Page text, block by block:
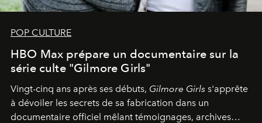
POP CULTURE
HBO Max prépare un documentaire sur la
série culte "Gilmore Girls"
Vingt-cinq ans après ses débuts, Gilmore Girls s'apprête
à dévoiler les secrets de sa fabrication dans un
documentaire officiel mêlant témoignages, archives